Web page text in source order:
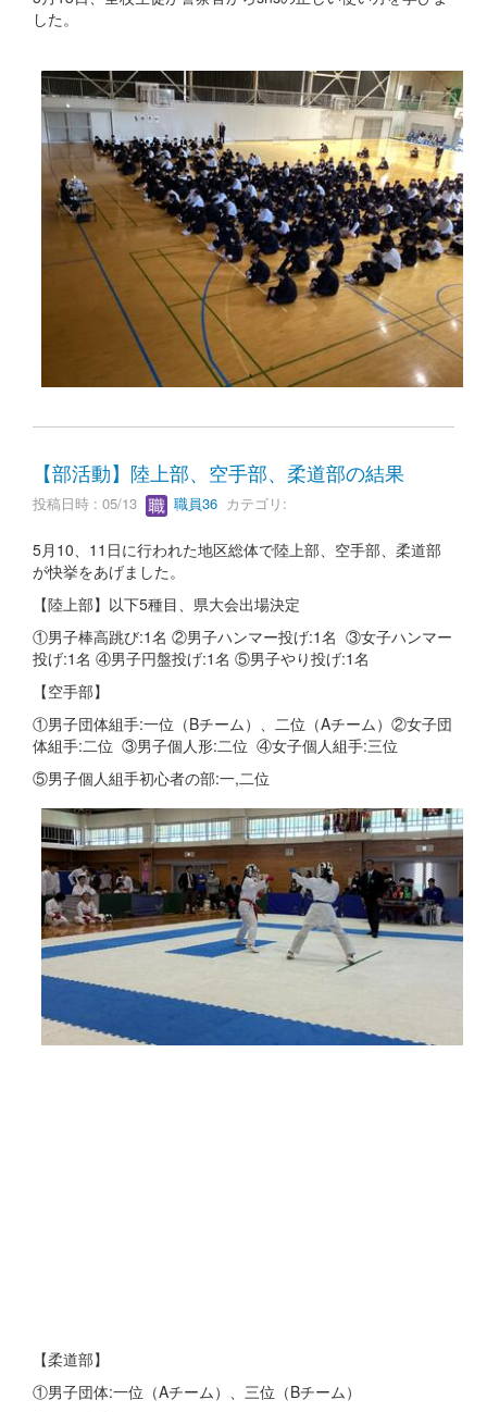
した。
【部活動】陸上部、空手部、柔道部の結果
投稿日時 : 05/13 職員36 カテゴリ:
5月10、11日に行われた地区総体で陸上部、空手部、柔道部
が快挙をあげました。
【陸上部】以下5種目、県大会出場決定
①男子棒高跳び:1名 ②男子ハンマー投げ:1名 ③女子ハンマー
投げ:1名 ④男子円盤投げ:1名 ⑤男子やり投げ:1名
【空手部】
①男子団体組手:一位（Bチーム）、二位（Aチーム）②女子団
体組手:二位 ③男子個人形:二位 ④女子個人組手:三位
⑤男子個人組手初心者の部:一,二位
【柔道部】
①男子団体:一位（Aチーム）、三位（Bチーム）